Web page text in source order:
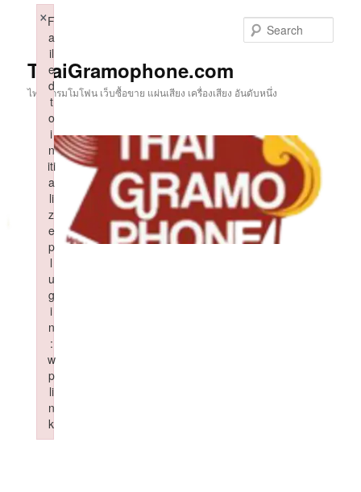
ThaiGramophone.com
ไทยแกรมโมโฟน เว็บซื้อขาย แผ่นเสียง เครื่องเสียง อันดับหนึ่ง
F
a
il
e
d
t
o
i
n
iti
a
li
z
e
p
l
u
g
i
n
:
w
p
li
n
k
×
Failed to initialize plugin: wplink